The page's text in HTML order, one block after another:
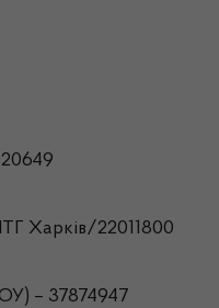
Харкiв/22011800
– 37874947